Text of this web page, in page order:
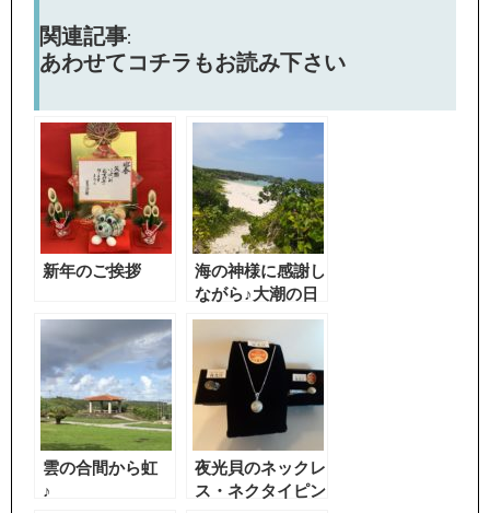
関連記事:
あわせてコチラもお読み下さい
新年のご挨拶
海の神様に感謝し
ながら♪大潮の日
みつけました。
雲の合間から虹
♪
夜光貝のネックレ
ス・ネクタイピン